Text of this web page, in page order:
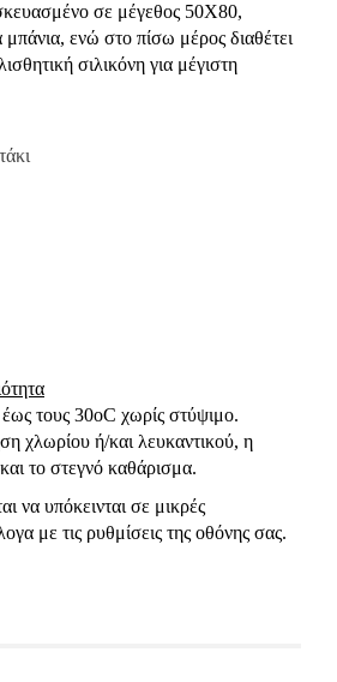
σε μέγεθος 50X80,
ενώ στο πίσω μέρος διαθέτει
σιλικόνη για μέγιστη
τους 30oC χωρίς στύψιμο.
χλωρίου ή/και λευκαντικού, η
το στεγνό καθάρισμα.
να υπόκεινται σε μικρές
με τις ρυθμίσεις της οθόνης σας.